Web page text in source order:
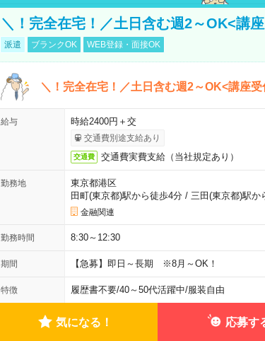
＼！完全在宅！／土日含む週2～OK<講
派遣 ブランクOK WEB登録・面接OK
＼！完全在宅！／土日含む週2～OK<講座受
給与 時給2400円＋交
交通費別途支給あり
交通費 交通費実費支給（当社規定あり）
勤務地
東京都港区
田町(東京都)駅から徒歩4分/ 三田(東京都)駅か
金融関連
勤務時間 8:30～12:30
期間 【急募】即日～長期 ※8月～OK！
特徴 履歴書不要/40～50代活躍中/服装自由
気になる！ 応募す